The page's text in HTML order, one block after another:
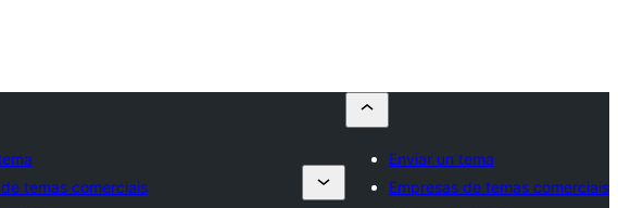
temas comerciais
Enviar un tema
Empresas de temas comerciais